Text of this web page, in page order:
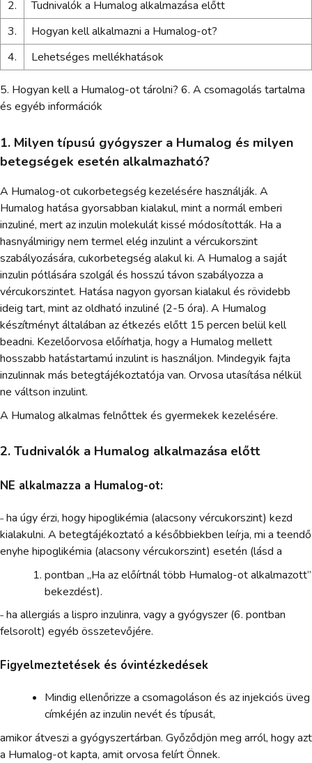
2.
Tudnivalók a Humalog alkalmazása előtt
3.
Hogyan kell alkalmazni a Humalog-ot?
4.
Lehetséges mellékhatások
5. Hogyan kell a Humalog-ot tárolni? 6. A csomagolás tartalma
és egyéb információk
1. Milyen típusú gyógyszer a Humalog és milyen
betegségek esetén alkalmazható?
A Humalog-ot cukorbetegség kezelésére használják. A
Humalog hatása gyorsabban kialakul, mint a normál emberi
inzuliné, mert az inzulin molekulát kissé módosították. Ha a
hasnyálmirigy nem termel elég inzulint a vércukorszint
szabályozására, cukorbetegség alakul ki. A Humalog a saját
inzulin pótlására szolgál és hosszú távon szabályozza a
vércukorszintet. Hatása nagyon gyorsan kialakul és rövidebb
ideig tart, mint az oldható inzuliné (2-5 óra). A Humalog
készítményt általában az étkezés előtt 15 percen belül kell
beadni. Kezelőorvosa előírhatja, hogy a Humalog mellett
hosszabb hatástartamú inzulint is használjon. Mindegyik fajta
inzulinnak más betegtájékoztatója van. Orvosa utasítása nélkül
ne váltson inzulint.
A Humalog alkalmas felnőttek és gyermekek kezelésére.
2. Tudnivalók a Humalog alkalmazása előtt
NE alkalmazza a Humalog-ot:
˗ ha úgy érzi, hogy hipoglikémia (alacsony vércukorszint) kezd
kialakulni. A betegtájékoztató a későbbiekben leírja, mi a teendő
enyhe hipoglikémia (alacsony vércukorszint) esetén (lásd a
pontban „Ha az előírtnál több Humalog-ot alkalmazott”
bekezdést).
˗ ha allergiás a lispro inzulinra, vagy a gyógyszer (6. pontban
felsorolt) egyéb összetevőjére.
Figyelmeztetések és óvintézkedések
Mindig ellenőrizze a csomagoláson és az injekciós üveg
címkéjén az inzulin nevét és típusát,
amikor átveszi a gyógyszertárban. Győződjön meg arról, hogy azt
a Humalog-ot kapta, amit orvosa felírt Önnek.